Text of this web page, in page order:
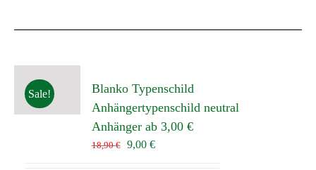
Sale!
Blanko Typenschild
Anhängertypenschild neutral
Anhänger ab 3,00 €
18,90€
Ursprünglicher
9,00 €Aktueller